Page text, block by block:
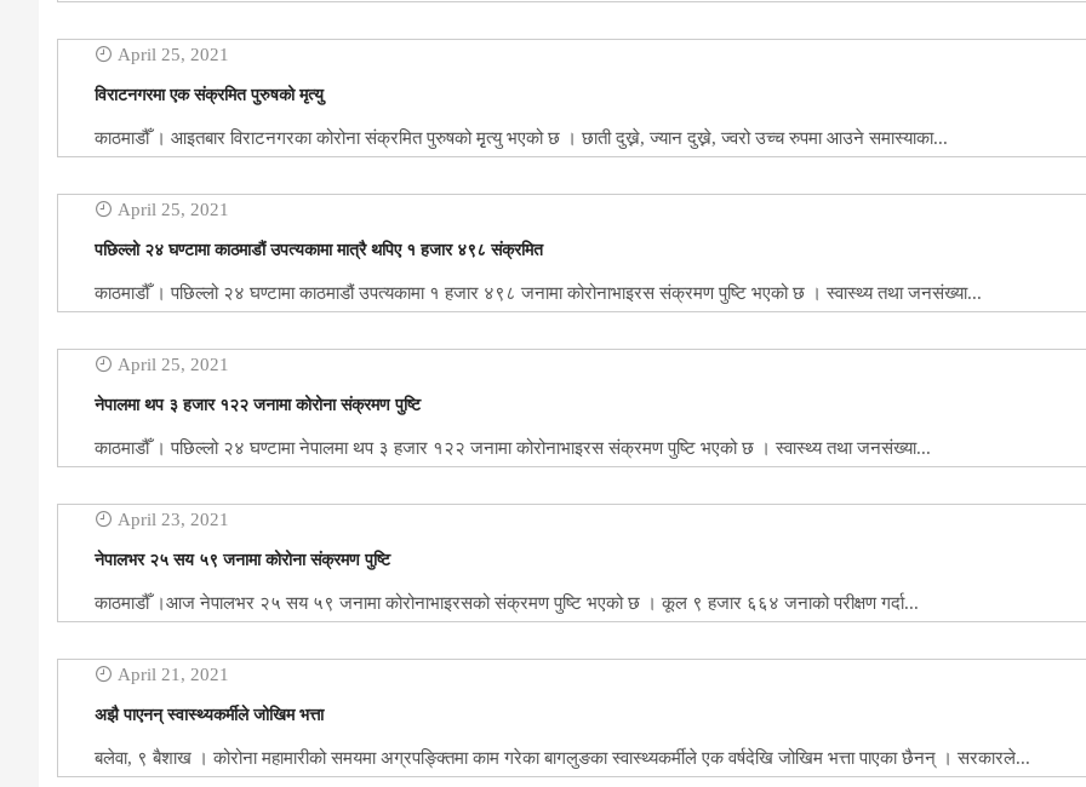
April 25, 2021
विराटनगरमा एक संक्रमित पुरुषको मृत्यु
काठमाडौँ । आइतबार विराटनगरका कोरोना संक्रमित पुरुषको मृृत्यु भएको छ । छाती दुख्ने, ज्यान दुख्ने, ज्वरो उच्च रुपमा आउने समास्याका...
April 25, 2021
पछिल्लो २४ घण्टामा काठमाडौं उपत्यकामा मात्रै थपिए १ हजार ४९८ संक्रमित
काठमाडौँ । पछिल्लो २४ घण्टामा काठमाडौं उपत्यकामा १ हजार ४९८ जनामा कोरोनाभाइरस संक्रमण पुष्टि भएको छ । स्वास्थ्य तथा जनसंख्या...
April 25, 2021
नेपालमा थप ३ हजार १२२ जनामा कोरोना संक्रमण पुष्टि
काठमाडौँ । पछिल्लो २४ घण्टामा नेपालमा थप ३ हजार १२२ जनामा कोरोनाभाइरस संक्रमण पुष्टि भएको छ । स्वास्थ्य तथा जनसंख्या...
April 23, 2021
नेपालभर २५ सय ५९ जनामा कोरोना संक्रमण पुष्टि
काठमाडौँ ।आज नेपालभर २५ सय ५९ जनामा कोरोनाभाइरसको संक्रमण पुष्टि भएको छ । कूल ९ हजार ६६४ जनाको परीक्षण गर्दा...
April 21, 2021
अझै पाएनन् स्वास्थ्यकर्मीले जोखिम भत्ता
बलेवा, ९ बैशाख । कोरोना महामारीको समयमा अग्रपङ्क्तिमा काम गरेका बागलुङका स्वास्थ्यकर्मीले एक वर्षदेखि जोखिम भत्ता पाएका छैनन् । सरकारले...